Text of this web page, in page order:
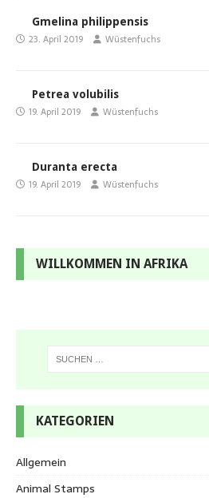
Gmelina philippensis
23. April 2019 Wüstenfuchs
Petrea volubilis
19. April 2019 Wüstenfuchs
Duranta erecta
19. April 2019 Wüstenfuchs
WILLKOMMEN IN AFRIKA
KATEGORIEN
Allgemein
Animal Stamps